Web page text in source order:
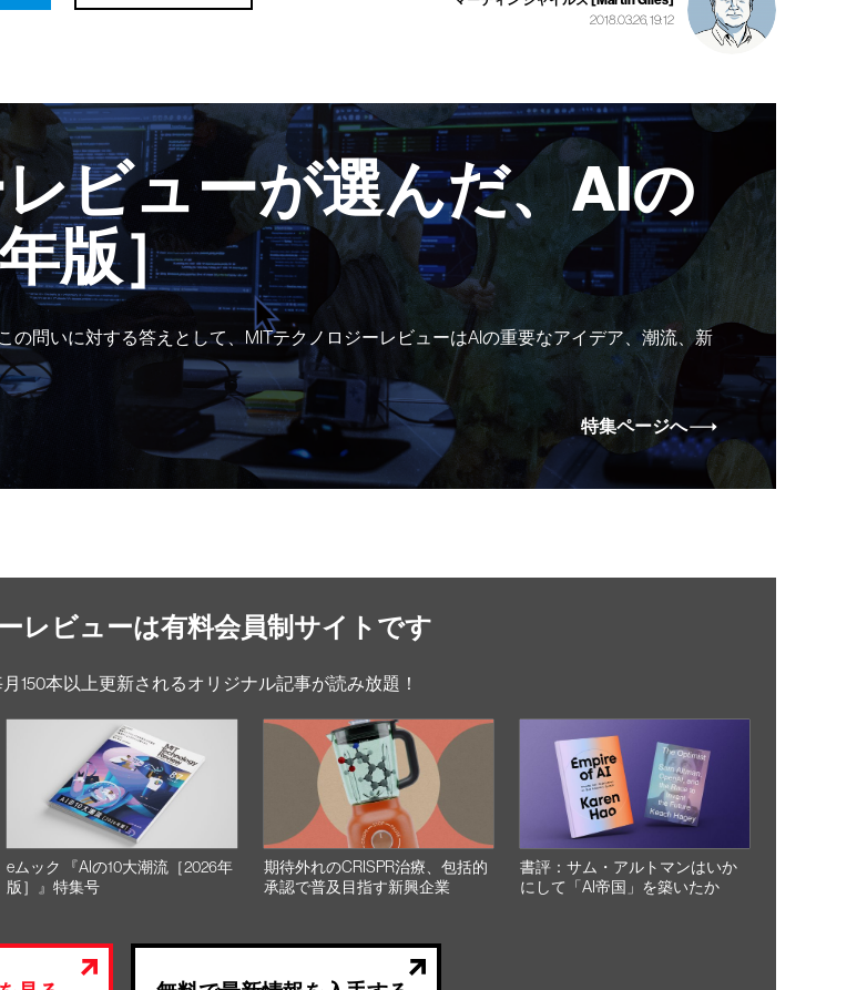
2018.03.26, 19:12
ビューが選んだ、AIの
版］
問いに対する答えとして、MITテクノロジーレビューはAIの重要なアイデア、潮流、新
特集ページへ
レビューは有料会員制サイトです
150本以上更新されるオリジナル記事が読み放題！
eムック 『AIの10大潮流［2026年
版］』特集号
期待外れのCRISPR治療、包括的
承認で普及目指す新興企業
書評：サム・アルトマンはいか
にして「AI帝国」を築いたか